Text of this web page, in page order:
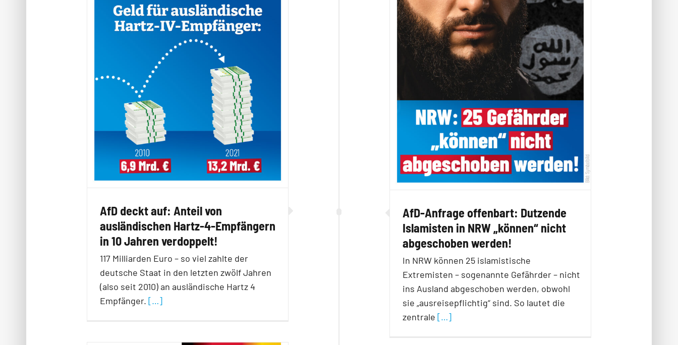
AfD deckt auf: Anteil von
ausländischen Hartz-4-Empfängern
in 10 Jahren verdoppelt!
117 Milliarden Euro – so viel zahlte der
deutsche Staat in den letzten zwölf Jahren
(also seit 2010) an ausländische Hartz 4
Empfänger. […]
AfD-Anfrage offenbart: Dutzende
Islamisten in NRW „können“ nicht
abgeschoben werden!
In NRW können 25 islamistische
Extremisten – sogenannte Gefährder – nicht
ins Ausland abgeschoben werden, obwohl
sie „ausreisepflichtig“ sind. So lautet die
zentrale […]